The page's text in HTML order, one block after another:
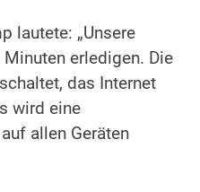
lautete: „Unsere
erledigen. Die
das Internet
wird eine
allen Geräten